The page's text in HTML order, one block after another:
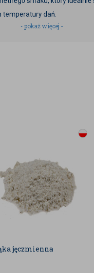
temperatury dań.
Drobna struktura
w sosach, zupach
dla układu
zapach po
zawiera wyłącznie
czosnek,
smaku
o niemal nieograniczonym
a także jako
sucha marynata do
pieczeniem,
Genialnie
zapiekanek oraz
- pokaż więcej -
jęczmienna